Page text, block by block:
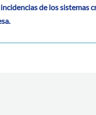
de los sistemas